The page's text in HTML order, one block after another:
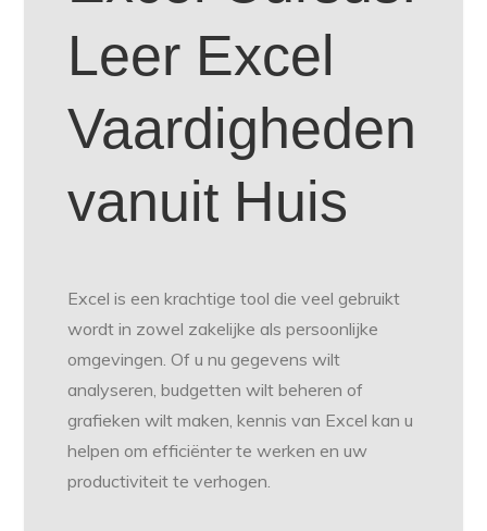
Leer Excel
Vaardigheden
vanuit Huis
Excel is een krachtige tool die veel gebruikt
wordt in zowel zakelijke als persoonlijke
omgevingen. Of u nu gegevens wilt
analyseren, budgetten wilt beheren of
grafieken wilt maken, kennis van Excel kan u
helpen om efficiënter te werken en uw
productiviteit te verhogen.